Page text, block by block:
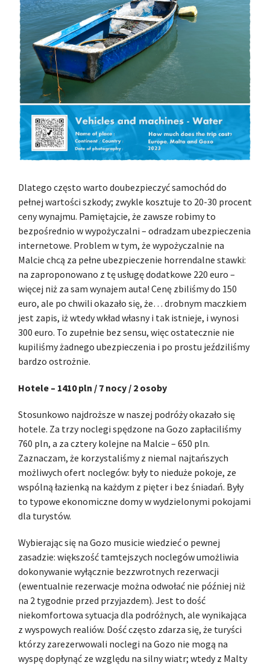
Dlatego często warto doubezpieczyć samochód do
pełnej wartości szkody; zwykle kosztuje to 20-30 procent
ceny wynajmu. Pamiętajcie, że zawsze robimy to
bezpośrednio w wypożyczalni – odradzam ubezpieczenia
internetowe. Problem w tym, że wypożyczalnie na
Malcie chcą za pełne ubezpieczenie horrendalne stawki:
na zaproponowano z tę usługę dodatkowe 220 euro –
więcej niż za sam wynajem auta! Cenę zbiliśmy do 150
euro, ale po chwili okazało się, że… drobnym maczkiem
jest zapis, iż wtedy wkład własny i tak istnieje, i wynosi
300 euro. To zupełnie bez sensu, więc ostatecznie nie
kupiliśmy żadnego ubezpieczenia i po prostu jeździliśmy
bardzo ostrożnie.
Hotele – 1410 pln / 7 nocy / 2 osoby
Stosunkowo najdroższe w naszej podróży okazało się
hotele. Za trzy noclegi spędzone na Gozo zapłaciliśmy
760 pln, a za cztery kolejne na Malcie – 650 pln.
Zaznaczam, że korzystaliśmy z niemal najtańszych
możliwych ofert noclegów: były to nieduże pokoje, ze
wspólną łazienką na każdym z pięter i bez śniadań. Były
to typowe ekonomiczne domy w wydzielonymi pokojami
dla turystów.
Wybierając się na Gozo musicie wiedzieć o pewnej
zasadzie: większość tamtejszych noclegów umożliwia
dokonywanie wyłącznie bezzwrotnych rezerwacji
(ewentualnie rezerwacje można odwołać nie później niż
na 2 tygodnie przed przyjazdem). Jest to dość
niekomfortowa sytuacja dla podróżnych, ale wynikająca
z wyspowych realiów. Dość często zdarza się, że turyści
którzy zarezerwowali noclegi na Gozo nie mogą na
wyspę dopłynąć ze względu na silny wiatr; wtedy z Malty